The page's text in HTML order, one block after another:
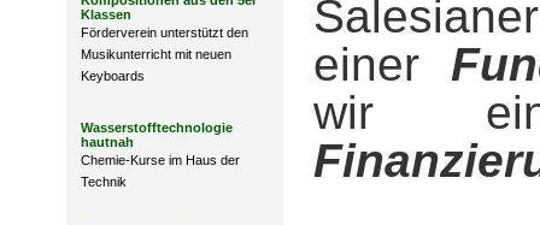
Klassen
Förderverein unterstützt den
Musikunterricht mit neuen
Keyboards
Wasserstofftechnologie
hautnah
Chemie-Kurse im Haus der
Technik
einer
wir